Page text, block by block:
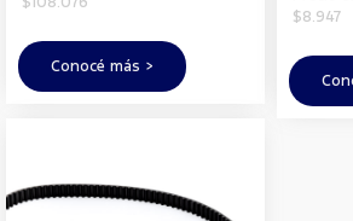
Conocé más >
$8.947